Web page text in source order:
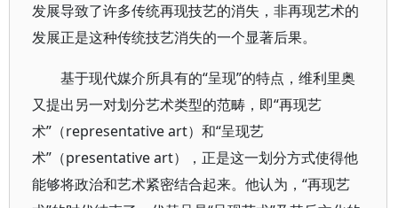
发展导致了许多传统再现技艺的消失，非再现艺术的
发展正是这种传统技艺消失的一个显著后果。
基于现代媒介所具有的“呈现”的特点，维利里奥
又提出另一对划分艺术类型的范畴，即“再现艺
术”（representative art）和“呈现艺
术”（presentative art），正是这一划分方式使得他
能够将政治和艺术紧密结合起来。他认为，“再现艺